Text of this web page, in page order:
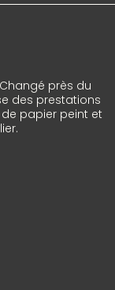
près du
des prestations
papier peint et